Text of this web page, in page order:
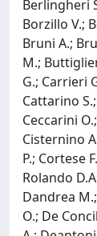
Berlingheri
Borzillo V.;
Bruni A.;
M.;
G.; Carrieri
Cattarino
Ceccarini
Cisternino
P.; Cortese
Rolando
Dandrea
O.; De